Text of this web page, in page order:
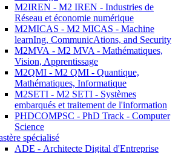
M2IREN - M2 IREN - Industries de
Réseau et économie numérique
M2MICAS - M2 MICAS - Machine
learnIng, CommunicAtions, and Security
M2MVA - M2 MVA - Mathématiques,
Vision, Apprentissage
M2QMI - M2 QMI - Quantique,
Mathématiques, Informatique
M2SETI - M2 SETI - Systèmes
embarqués et traitement de l'information
PHDCOMPSC - PhD Track - Computer
Science
spécialisé
ADE - Architecte Digital d'Entreprise